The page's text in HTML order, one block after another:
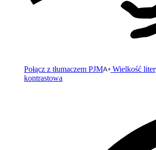
Połącz z tłumaczem PJM Wielkość liter
kontrastowa